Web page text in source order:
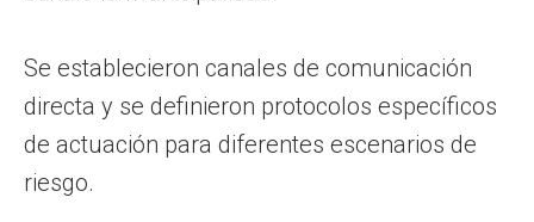
Se establecieron canales de comunicación
directa y se definieron protocolos específicos
de actuación para diferentes escenarios de
riesgo.